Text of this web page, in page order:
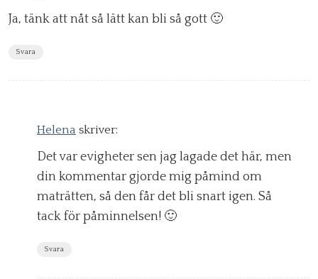
Ja, tänk att nåt så lätt kan bli så gott 🙂
Svara
Helena skriver:
Det var evigheter sen jag lagade det här, men
din kommentar gjorde mig påmind om
maträtten, så den får det bli snart igen. Så
tack för påminnelsen! 🙂
Svara